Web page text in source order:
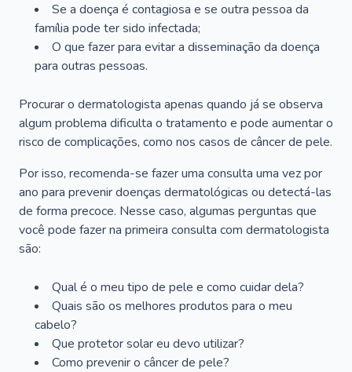
Se a doença é contagiosa e se outra pessoa da
família pode ter sido infectada;
O que fazer para evitar a disseminação da doença
para outras pessoas.
Procurar o dermatologista apenas quando já se observa
algum problema dificulta o tratamento e pode aumentar o
risco de complicações, como nos casos de câncer de pele.
Por isso, recomenda-se fazer uma consulta uma vez por
ano para prevenir doenças dermatológicas ou detectá-las
de forma precoce. Nesse caso, algumas perguntas que
você pode fazer na primeira consulta com dermatologista
são:
Qual é o meu tipo de pele e como cuidar dela?
Quais são os melhores produtos para o meu
cabelo?
Que protetor solar eu devo utilizar?
Como prevenir o câncer de pele?